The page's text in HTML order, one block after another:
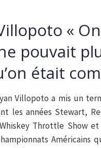
«
pouvait
était
Villopoto a mis un
les années Stewart,
Throttle Show
Américains